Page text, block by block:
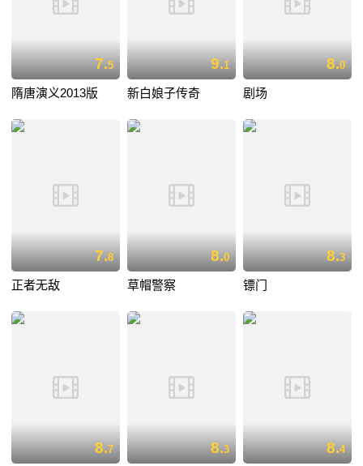
7.5
隋唐演义2013版
9.1
新白娘子传奇
8.0
剧场
7.8
正者无敌
8.0
草帽警察
8.3
镖门
8.7 8.3 8.4